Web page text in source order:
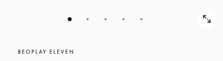
BEOPLAY ELEVEN